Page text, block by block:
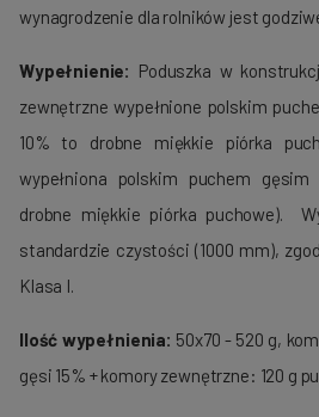
wynagrodzenie dla rolników jest
Wypełnienie: Poduszka w
zewnętrzne wypełnione polskim
10% to drobne miękkie piórka
wypełniona polskim puchem
drobne miękkie piórka puchowe).
standardzie czystości (1000 mm),
Klasa I.
Ilość wypełnienia: 50x70 - 520 g,
gęsi 15% + komory zewnętrzne: 120 g